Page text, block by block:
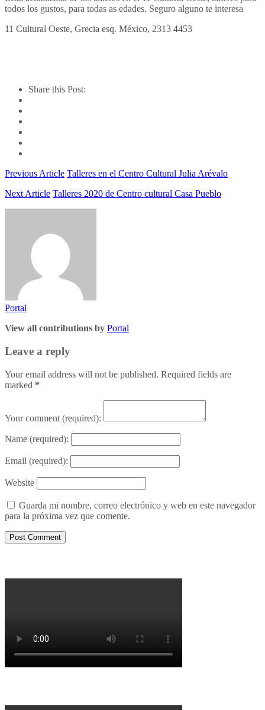
todos los gustos, para todas as edades. Seguro alguno te interesa
11 Cultural Oeste, Grecia esq. México, 2313 4453
Share this Post:
Previous Article Talleres en el Centro Cultural Julia Arévalo
Next Article Talleres 2020 de Centro cultural Casa Pueblo
Portal
View all contributions by Portal
Leave a reply
Your email address will not be published. Required fields are
marked *
Your comment (required):
Name (required):
Email (required):
Website
Guarda mi nombre, correo electrónico y web en este navegador
para la próxima vez que comente.